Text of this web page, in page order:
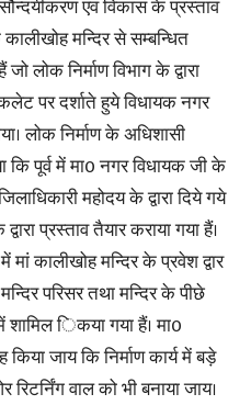
एवं विकास के प्रस्ताव
मन्दिर से सम्बन्धित
लोक निर्माण विभाग के द्वारा
पर दर्शाते हुये विधायक नगर
लोक निर्माण के अधिशासी
कि पूर्व में मा0 नगर विधायक जी के
महोदय के द्वारा दिये गये
प्रस्ताव तैयार कराया गया हैं।
मां कालीखोह मन्दिर के प्रवेश द्वार
परिसर तथा मन्दिर के पीछे
शामिल िकया गया हैं। मा0
जाय कि निर्माण कार्य में बड़े
वाल को भी बनाया जाय।